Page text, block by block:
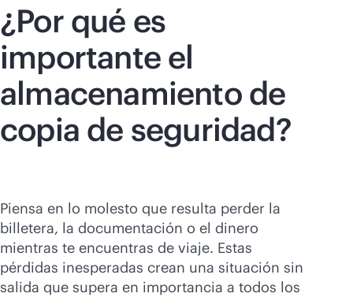
¿Por qué es
importante el
almacenamiento de
copia de seguridad?
Piensa en lo molesto que resulta perder la
billetera, la documentación o el dinero
mientras te encuentras de viaje. Estas
pérdidas inesperadas crean una situación sin
salida que supera en importancia a todos los